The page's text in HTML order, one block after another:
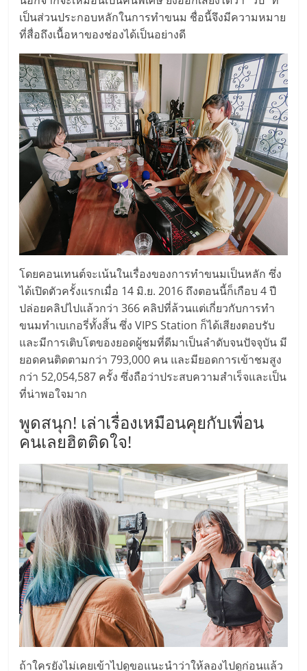
ปรึกษา
การ
ลงทุน
และ
ขยาย
สา
ขา
แฟ
รน
ไชส์,
ศูนย์
รวม
แฟ
รน
ไชส์
พร้อม
ทำเล
สำหรับ
เป็นส่วนประกอบหลักในการทำขนม ชื่อนี้จึงมีความหมาย
ที่สื่อถึงเนื้อหาของช่องได้เป็นอย่างดี
โดยคอนเทนต์จะเน้นในเรื่องของการทำขนมเป็นหลัก ซึ่ง
ได้เปิดตัวครั้งแรกเมื่อ 14 มิ.ย. 2016 ถึงตอนนี้ก็เกือบ 4 ปี
ปล่อยคลิปไปแล้วกว่า 366 คลิปที่ล้วนแต่เกี่ยวกับการทำ
ขนมทำเบเกอรี่ทั้งสิ้น ซึ่ง VIPS Station ก็ได้เสียงตอบรับ
และมีการเติบโตของยอดผู้ชมที่ดีมาเป็นลำดับจนปัจจุบัน มี
ยอดคนติดตามกว่า 793,000 คน และมียอดการเข้าชมสูง
กว่า 52,054,587 ครั้ง ซึ่งถือว่าประสบความสำเร็จและเป็น
ที่น่าพอใจมาก
พูดสนุก! เล่าเรื่องเหมือนคุยกับเพื่อน
คนเลยฮิตติดใจ!
ถ้าใครยังไม่เคยเข้าไปดูขอแนะนำว่าให้ลองไปดูก่อนแล้ว